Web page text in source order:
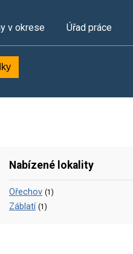
v okrese Úřad práce
Nabízené lokality
Ořechov (1)
Záblatí (1)